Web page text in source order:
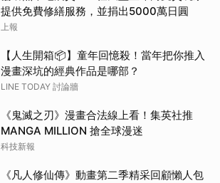
提供免費修繕服務，並捐出5000萬日圓
上報
【人生開箱📦】童年回憶殺！當年把你推入
漫畫深坑的經典作品是哪部？
LINE TODAY 討論牆
《鬼滅之刃》漫畫合法線上看！集英社推
MANGA MILLION 搶全球漫迷
科技新報
《凡人修仙傳》動畫第二季精采回顧懶人包